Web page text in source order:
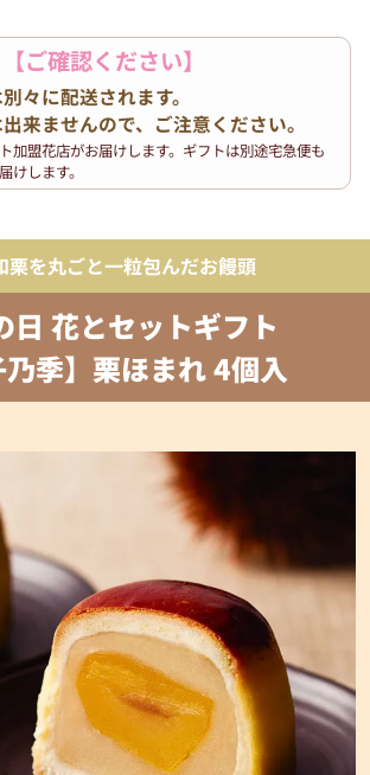
【ご確認ください】
々に配送されます。
来ませんので、ご注意ください。
加盟花店がお届けします。ギフトは別途宅急便も
けします。
栗を丸ごと一粒包んだお饅頭
日 花とセットギフト
乃季】栗ほまれ 4個入